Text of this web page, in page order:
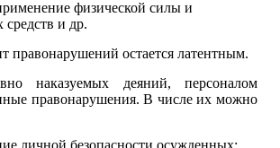
физической силы и
и др.
правонарушений остается латентным.
наказуемых деяний, персоналом
правонарушения. В числе их можно
личной безопасности осужденных;